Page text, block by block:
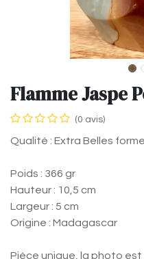
Flamme Jaspe
(0 avis)
Qualité : Extra Belles
Poids : 366 gr
Hauteur : 10,5 cm
Largeur : 5 cm
Origine : Madagascar
Pièce unique, la photo